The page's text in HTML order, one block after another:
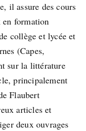
il assure des cours
en formation
collège et lycée et
(Capes,
sur la littérature
principalement
Flaubert
articles et
deux ouvrages